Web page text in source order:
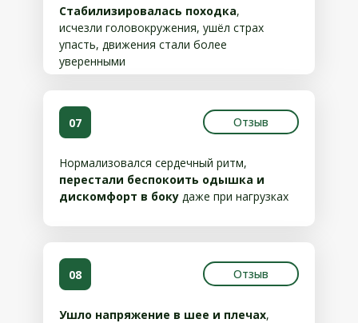
Стабилизировалась походка,
исчезли головокружения, ушёл страх
упасть, движения стали более
уверенными
Нормализовался сердечный ритм,
перестали беспокоить одышка и
дискомфорт в боку даже при нагрузках
07
Ушло напряжение в шее и плечах,
08
Отзыв
Отзыв